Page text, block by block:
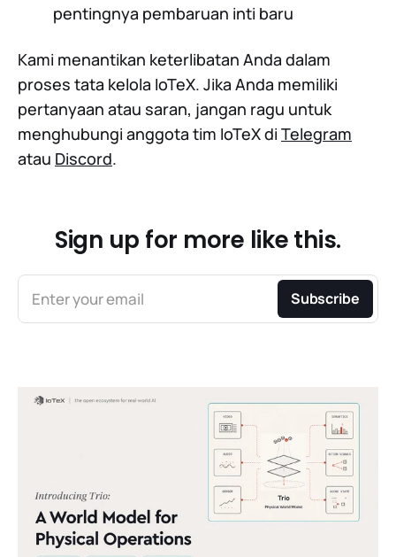
pentingnya pembaruan inti baru
Kami menantikan keterlibatan Anda dalam
proses tata kelola IoTeX. Jika Anda memiliki
pertanyaan atau saran, jangan ragu untuk
menghubungi anggota tim IoTeX di Telegram
atau Discord.
Sign up for more like this.
Enter your email Subscribe